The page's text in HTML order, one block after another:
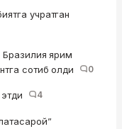
учратган
ярим
сотиб олди
0
4